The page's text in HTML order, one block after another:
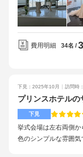
はなかったですが、
た。カーペットは紺
なイメージにできる
アップグレードした
りました。・プチギ
で、持ち込みました
なとおもいます。ゲ
たのですが、シェフの
たので、そのサービ
費用明細 34名
下見：2025年10月 訪問時
プリンスホテル
下見
挙式会場は左右両側
色のシンプルな雰囲気